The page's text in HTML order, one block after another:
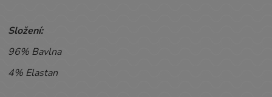
Složení:
96% Bavlna
4% Elastan